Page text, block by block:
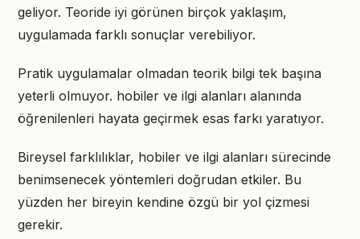
geliyor. Teoride iyi görünen birçok yaklaşım,
uygulamada farklı sonuçlar verebiliyor.
Pratik uygulamalar olmadan teorik bilgi tek başına
yeterli olmuyor. hobiler ve ilgi alanları alanında
öğrenilenleri hayata geçirmek esas farkı yaratıyor.
Bireysel farklılıklar, hobiler ve ilgi alanları sürecinde
benimsenecek yöntemleri doğrudan etkiler. Bu
yüzden her bireyin kendine özgü bir yol çizmesi
gerekir.